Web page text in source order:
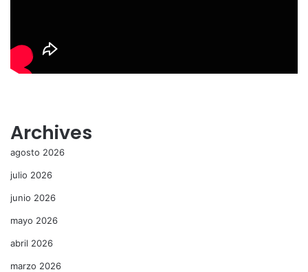
Archives
agosto 2026
julio 2026
junio 2026
mayo 2026
abril 2026
marzo 2026